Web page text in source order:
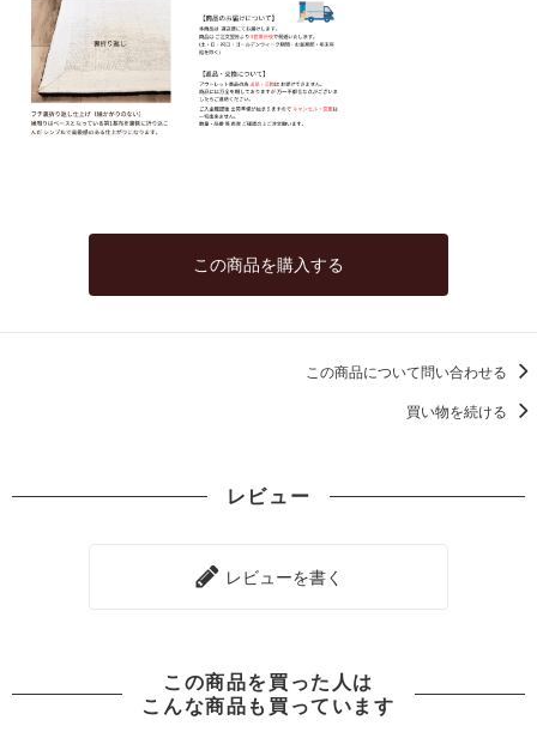
この商品を購入する
この商品について問い合わせる
買い物を続ける
レビュー
レビューを書く
この商品を買った人は
こんな商品も買っています